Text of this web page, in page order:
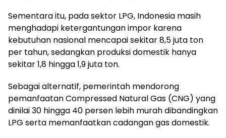
Sementara itu, pada sektor LPG, Indonesia masih
menghadapi ketergantungan impor karena
kebutuhan nasional mencapai sekitar 8,5 juta ton
per tahun, sedangkan produksi domestik hanya
sekitar 1,8 hingga 1,9 juta ton.
Sebagai alternatif, pemerintah mendorong
pemanfaatan Compressed Natural Gas (CNG) yang
dinilai 30 hingga 40 persen lebih murah dibandingkan
LPG serta memanfaatkan cadangan gas domestik.